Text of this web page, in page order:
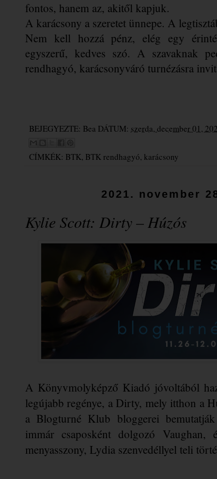
fontos, hanem az, akitől kapjuk.
A karácsony a szeretet ünnepe. A
Nem kell hozzá pénz, elég egy
egyszerű, kedves szó. A szavaknak
rendhagyó, karácsonyváró turnézásra
BEJEGYEZTE: Bea DÁTUM: szerda, december 01,
CÍMKÉK: BTK, BTK rendhagyó, karácsony
2021. november
Kylie Scott: Dirty ​– Húzós
A Könyvmolyképző Kiadó jóvoltából
legújabb regénye, a Dirty, mely itthon a
a Blogturné Klub bloggerei
immár csaposként dolgozó
menyasszony, Lydia szenvedéllyel teli